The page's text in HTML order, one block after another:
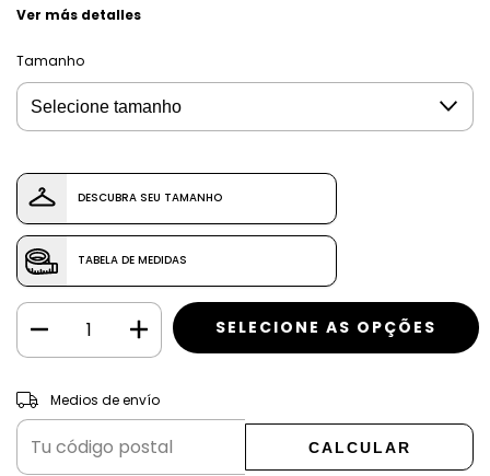
Ver más detalles
Tamanho
DESCUBRA SEU TAMANHO
TABELA DE MEDIDAS
Entregas para el CP:
Medios de envío
CALCULAR